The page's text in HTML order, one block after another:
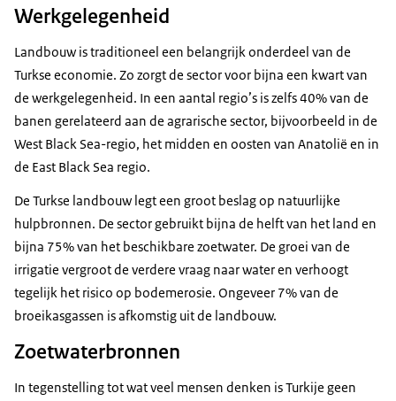
Werkgelegenheid
Landbouw is traditioneel een belangrijk onderdeel van de
Turkse economie. Zo zorgt de sector voor bijna een kwart van
de werkgelegenheid. In een aantal regio’s is zelfs 40% van de
banen gerelateerd aan de agrarische sector, bijvoorbeeld in de
West Black Sea-regio, het midden en oosten van Anatolië en in
de East Black Sea regio.
De Turkse landbouw legt een groot beslag op natuurlijke
hulpbronnen. De sector gebruikt bijna de helft van het land en
bijna 75% van het beschikbare zoetwater. De groei van de
irrigatie vergroot de verdere vraag naar water en verhoogt
tegelijk het risico op bodemerosie. Ongeveer 7% van de
broeikasgassen is afkomstig uit de landbouw.
Zoetwaterbronnen
In tegenstelling tot wat veel mensen denken is Turkije geen